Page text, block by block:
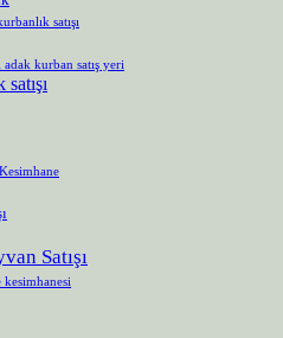
satışı
kurban satış yeri
Satışı
kesimhanesi